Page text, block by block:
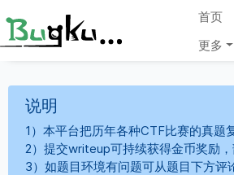
首页
更多
说明
1）本平台把历年各种CTF比赛的真
2）提交writeup可持续获得金币奖励
3）如题目环境有问题可从题目下方评